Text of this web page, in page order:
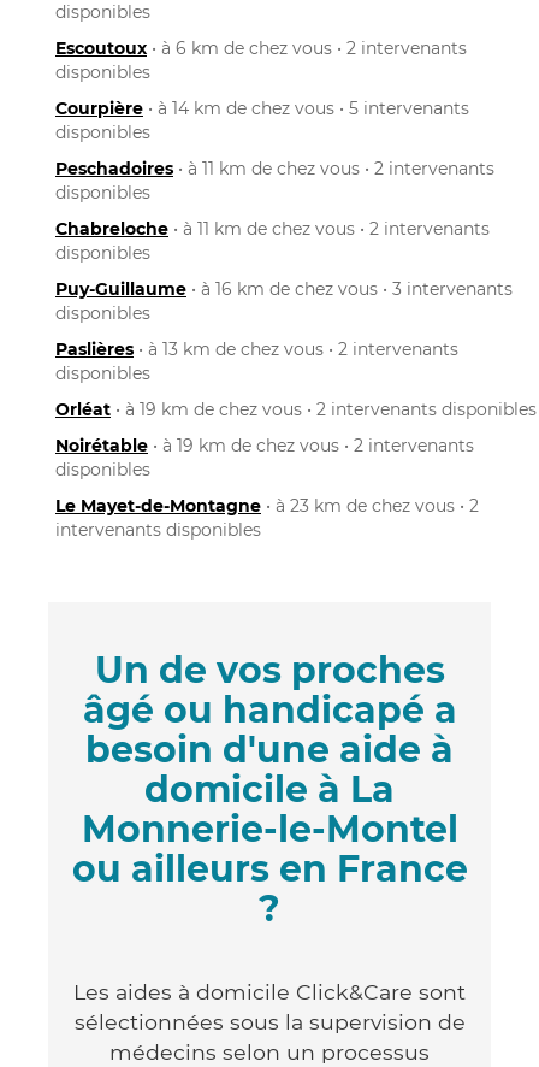
disponibles
Escoutoux • à 6 km de chez vous • 2 intervenants
disponibles
Courpière • à 14 km de chez vous • 5 intervenants
disponibles
Peschadoires • à 11 km de chez vous • 2 intervenants
disponibles
Chabreloche • à 11 km de chez vous • 2 intervenants
disponibles
Puy-Guillaume • à 16 km de chez vous • 3 intervenants
disponibles
Paslières • à 13 km de chez vous • 2 intervenants
disponibles
Orléat • à 19 km de chez vous • 2 intervenants disponibles
Noirétable • à 19 km de chez vous • 2 intervenants
disponibles
Le Mayet-de-Montagne • à 23 km de chez vous • 2
intervenants disponibles
Un de vos proches
âgé ou handicapé a
besoin d'une aide à
domicile à La
Monnerie-le-Montel
ou ailleurs en France
?
Les aides à domicile Click&Care sont
sélectionnées sous la supervision de
médecins selon un processus